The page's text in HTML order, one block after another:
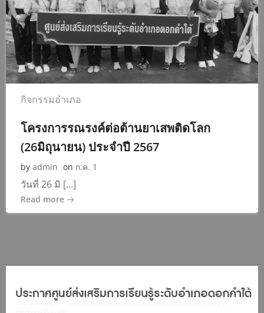
กิจกรรมอำเภอ
โครงการรณรงค์ต่อต้านยาเสพติดโลก
(26มิถุนายน) ประจำปี 2567
by admin on ก.ค. 1
วันที่ 26 มิ […]
Read more